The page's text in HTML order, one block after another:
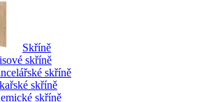
Skříně
skříně
skříně
skříně
skříně